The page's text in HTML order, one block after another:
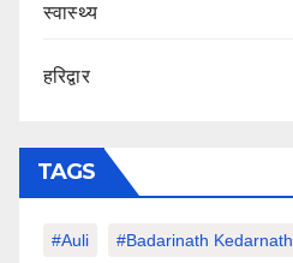
स्वास्थ्य
हरिद्वार
TAGS
#auli #Badarinath Kedarnath